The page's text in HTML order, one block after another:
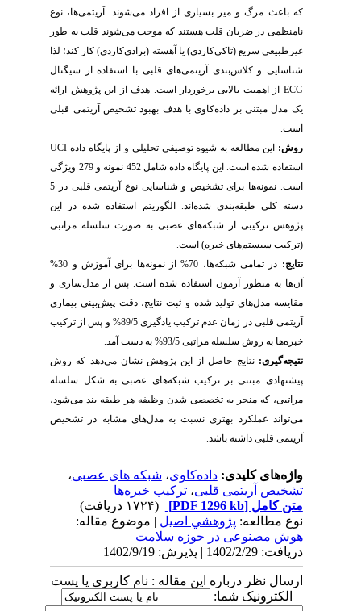
که باعث مرگ و میر بسیاری از افراد می‌شوند. آریتمی‌ها، نوع
نامنظمی در ضربان قلب هستند که موجب می‌شوند قلب به طور
غیرطبیعی سریع (تاکی‌کاردی) یا آهسته (برادی‌کاردی) کار کند؛ لذا
شناسایی و کلاس‌بندی آریتمی‌های قلبی با استفاده از سیگنال
ECG از اهمیت بالایی برخوردار است. هدف از این پژوهش ارائه
یک مدل مبتنی بر دادهکاوی با هدف بهبود تشخیص آریتمی قبلی
است.
روش: این مطالعه به شیوه توصیفی-تحلیلی و از پایگاه دادهUCI
استفاده شده است. این پایگاه داده شامل 452 نمونه و 279 ویژگی
است. نمونه‌ها برای تشخیص و شناسایی نوع آریتمی قلبی در 5
دسته کلی طبقه‌بندی شده‌اند. الگوریتم استفاده شده در این
پژوهش ترکیبی از شبکه‌های عصبی به صورت سلسله مراتبی
(ترکیب سیستم‌های خبره) است.
نتایج:
در تمامی شبکه‌ها، 70% از نمونه‌ها برای آموزش و 30%
آن‌ها به منظور آزمون استفاده شده است. پس از مدل‌سازی و
مقایسه مدل‌های تولید شده و ثبت نتایج، دقت پیش‌بینی بیماری
آریتمی قلبی در زمان عدم ترکیب یادگیری 89/5% و پس از ترکیب
خبره‌ها به روش سلسله مراتبی 93/5% به دست آمد.
نتیجه‌گیری:نتایج حاصل از این پژوهش نشان می‌دهد که روش
پیشنهادی مبتنی بر ترکیب شبکههای عصبی به شکل سلسله
مراتبی، که منجر به تخصصی شدن وظیفه هر طبقه بند میشود،
میتواند عملکرد بهتری نسبت به مدلهای مشابه در تشخیص
آریتمی قلبی داشته باشد.
واژه‌های کلیدی:داده‌کاوی،شبکه ‌های عصبی،
تشخیص آریتمی قلبی،ترکیب خبره‌ها
متن کامل[PDF 1296 kb]
نوع مطالعه:پژوهشي اصیل| موضوع مقاله:
هوش مصنوعی در حوزه سلامت
دریافت: 1402/2/29 | پذیرش: 1402/9/19
ارسال نظر درباره این مقاله : نام کاربری یا پست
الکترونیک شما: